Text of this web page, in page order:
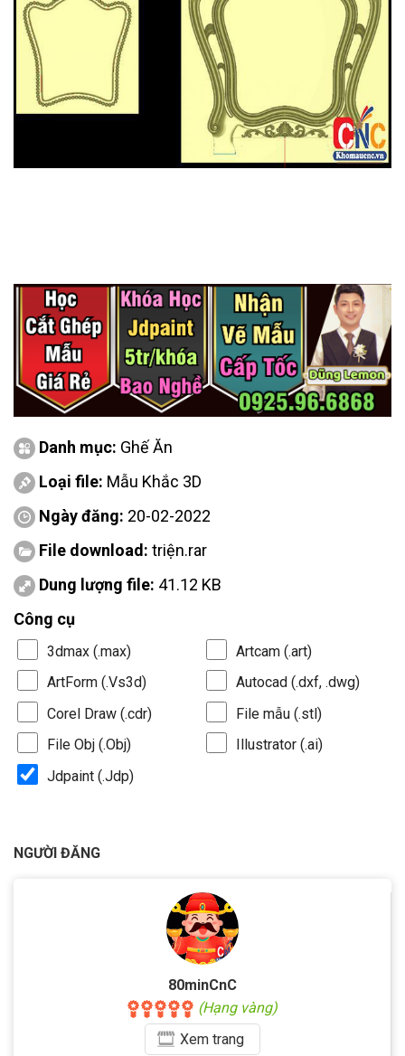
Danh mục: Ghế Ăn
Loại file: Mẫu Khắc 3D
Ngày đăng: 20-02-2022
File download: triện.rar
Dung lượng file: 41.12 KB
Công cụ
3dmax (.max)
Artcam (.art)
ArtForm (.Vs3d)
Autocad (.dxf, .dwg)
Corel Draw (.cdr)
File mẫu (.stl)
File Obj (.Obj)
Illustrator (.ai)
Jdpaint (.Jdp)
NGƯỜI ĐĂNG
80minCnC
(Hạng vàng)
Xemtrang